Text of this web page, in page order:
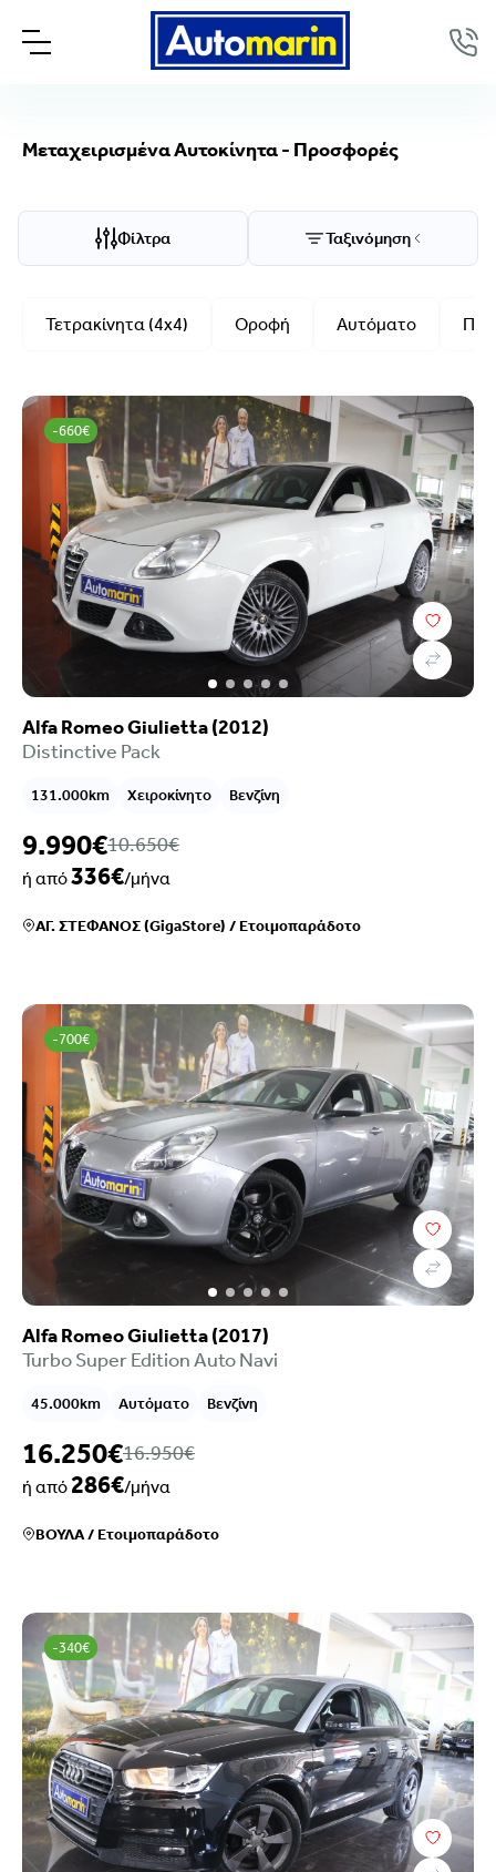
Μεταχειρισμένα Αυτοκίνητα - Προσφορές
Φίλτρα Ταξινόμηση
Τετρακίνητα (4x4) Οροφή Αυτόματο
-660€
Alfa Romeo Giulietta (2012)
Distinctive Pack
131.000km Χειροκίνητο Βενζίνη
9.990€10.650€
ή από336€/μήνα
ΑΓ. ΣΤΕΦΑΝΟΣ (GigaStore) /Ετοιμοπαράδοτο
-700€
Alfa Romeo Giulietta (2017)
Turbo Super Edition Auto Navi
45.000km Αυτόματο Βενζίνη
16.250€16.950€
ή από286€/μήνα
ΒΟΥΛΑ/Ετοιμοπαράδοτο
-340€
Μάρκα/Μοντέλο
Μοντέλο
Τιμή
Επιλογές χρηματοδότησης
Χρονολογία
Καύσιμο
Σασμάν
Χιλιόμετρα
Χρώμα
Κυβικά
Μετάδοση
Euroclass
Ρύποι
Πόρτες
Καθίσματα